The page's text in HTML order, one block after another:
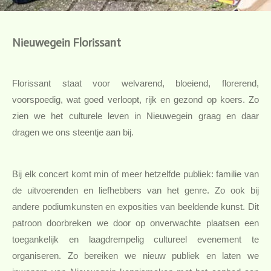
Nieuwegein Florissant
Florissant staat voor welvarend, bloeiend, florerend,
voorspoedig, wat goed verloopt, rijk en gezond op koers. Zo
zien we het culturele leven in Nieuwegein graag en daar
dragen we ons steentje aan bij.
Bij elk concert komt min of meer hetzelfde publiek: familie van
de uitvoerenden en liefhebbers van het genre. Zo ook bij
andere podiumkunsten en exposities van beeldende kunst. Dit
patroon doorbreken we door op onverwachte plaatsen een
toegankelijk en laagdrempelig cultureel evenement te
organiseren. Zo bereiken we nieuw publiek en laten we